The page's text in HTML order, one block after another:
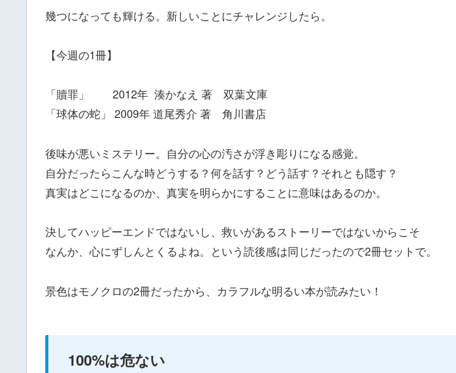
幾つになっても輝ける。新しいことにチャレンジしたら。
【今週の1冊】
「贖罪」 2012年 湊かなえ 著 双葉文庫
「球体の蛇」 2009年 道尾秀介 著 角川書店
後味が悪いミステリー。自分の心の汚さが浮き彫りになる感覚。
自分だったらこんな時どうする？何を話す？どう話す？それとも隠す？
真実はどこになるのか、真実を明らかにすることに意味はあるのか。
決してハッピーエンドではないし、救いがあるストーリーではないからこそ
なんか、心にずしんとくるよね。という読後感は同じだったので2冊セットで。
景色はモノクロの2冊だったから、カラフルな明るい本が読みたい ！
100%は危ない